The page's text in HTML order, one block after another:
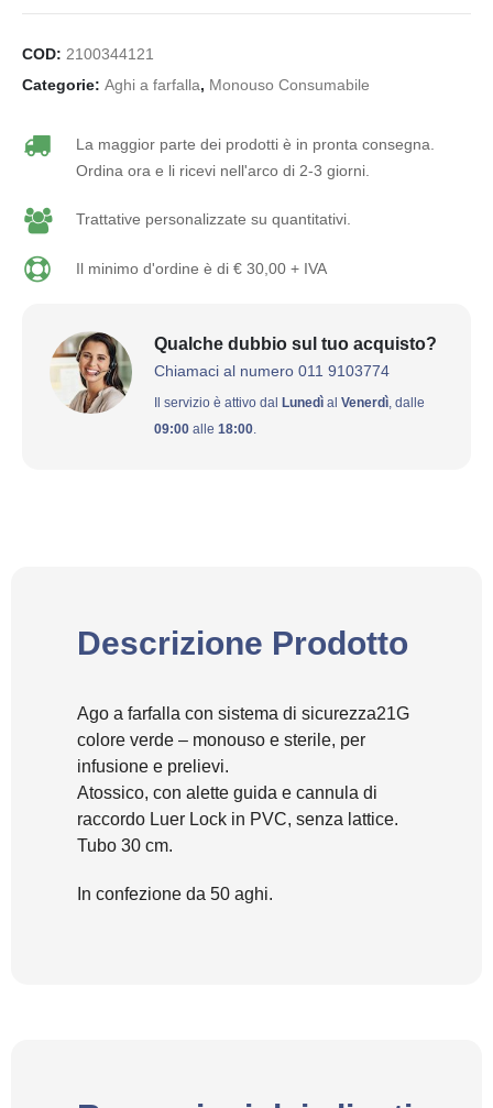
COD: 2100344121
Categorie: Aghi a farfalla, Monouso Consumabile
La maggior parte dei prodotti è in pronta consegna.
Ordina ora e li ricevi nell'arco di 2-3 giorni.
Trattative personalizzate su quantitativi.
Il minimo d'ordine è di € 30,00 + IVA
Qualche dubbio sul tuo acquisto?
Chiamaci al numero 011 9103774
Il servizio è attivo dal Lunedì al Venerdì, dalle
09:00 alle 18:00.
Descrizione Prodotto
Ago a farfalla con sistema di sicurezza21G
colore verde – monouso e sterile, per
infusione e prelievi.
Atossico, con alette guida e cannula di
raccordo Luer Lock in PVC, senza lattice.
Tubo 30 cm.
In confezione da 50 aghi.